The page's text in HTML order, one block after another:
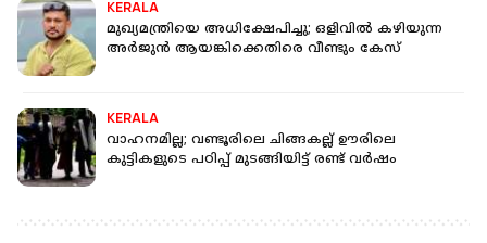
KERALA
മുഖ്യമന്ത്രിയെ അധിക്ഷേപിച്ചു; ഒളിവില്‍ കഴിയുന്ന
അർജുൻ ആയങ്കിക്കെതിരെ വീണ്ടും കേസ്
KERALA
വാഹനമില്ല; വണ്ടൂരിലെ ചിങ്ങകല്ല് ഊരിലെ
കുട്ടികളുടെ പഠിപ്പ് മുടങ്ങിയിട്ട് രണ്ട് വ‍ർഷം